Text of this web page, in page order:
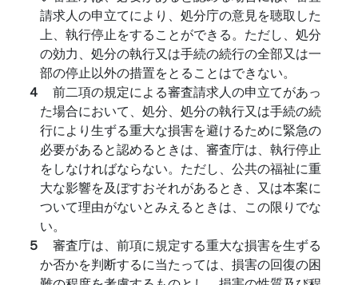
請求人の申立てにより、処分庁の意見を聴取した
上、執行停止をすることができる。ただし、処分
の効力、処分の執行又は手続の続行の全部又は一
部の停止以外の措置をとることはできない。
４ 前二項の規定による審査請求人の申立てがあっ
た場合において、処分、処分の執行又は手続の続
行により生ずる重大な損害を避けるために緊急の
必要があると認めるときは、審査庁は、執行停止
をしなければならない。ただし、公共の福祉に重
大な影響を及ぼすおそれがあるとき、又は本案に
ついて理由がないとみえるときは、この限りでな
い。
５ 審査庁は、前項に規定する重大な損害を生ずる
か否かを判断するに当たっては、損害の回復の困